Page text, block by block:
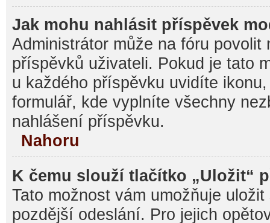
Jak mohu nahlásit příspěvek
Administrátor může na fóru povolit
příspěvků uživateli. Pokud je tato
u každého příspěvku uvidíte
formulář, kde vyplníte všechny
nahlášení příspěvku.
Nahoru
K čemu slouží tlačítko „Uložit“
Tato možnost vám umožňuje
pozdější odeslání. Pro jejich